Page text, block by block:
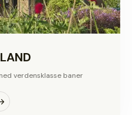
verdensklasse baner